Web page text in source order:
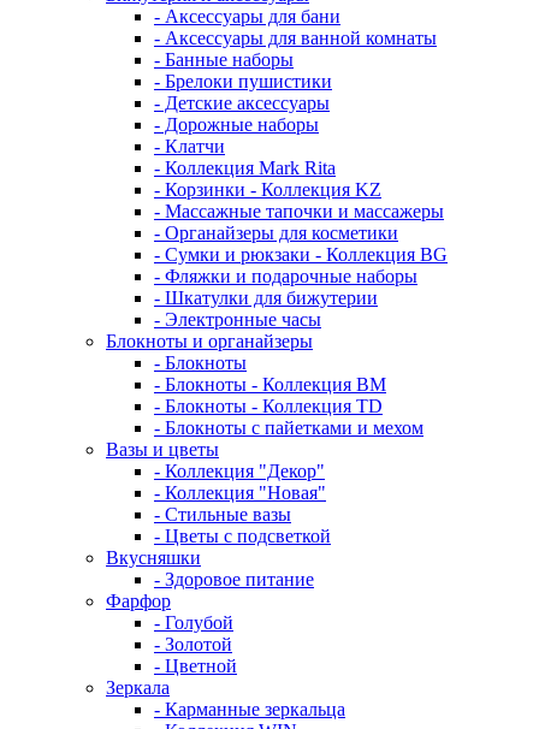
- Аксессуары для бани
- Аксессуары для ванной комнаты
- Банные наборы
- Брелоки пушистики
- Детские аксессуары
- Дорожные наборы
- Клатчи
- Коллекция Mark Rita
- Корзинки - Коллекция KZ
- Массажные тапочки и массажеры
- Органайзеры для косметики
- Сумки и рюкзаки - Коллекция BG
- Фляжки и подарочные наборы
- Шкатулки для бижутерии
- Электронные часы
Блокноты и органайзеры
- Блокноты
- Блокноты - Коллекция BM
- Блокноты - Коллекция TD
- Блокноты с пайетками и мехом
Вазы и цветы
- Коллекция "Декор"
- Коллекция "Новая"
- Стильные вазы
- Цветы с подсветкой
Вкусняшки
- Здоровое питание
Фарфор
- Голубой
- Золотой
- Цветной
Зеркала
- Карманные зеркальца